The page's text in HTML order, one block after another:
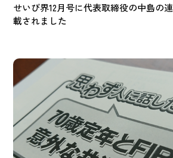
せいび界12月号に代表取締役の中島の
載されました